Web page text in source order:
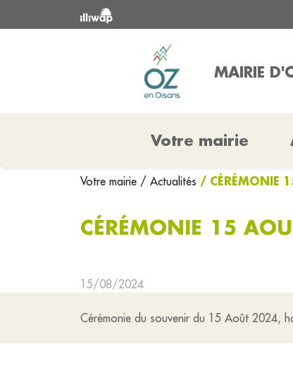
MAIRIE
Votre mairie
Votre mairie / Actualités / CÉRÉMONIE
CÉRÉMONIE 15
15/08/2024
Cérémonie du souvenir du 15 Août 2024,